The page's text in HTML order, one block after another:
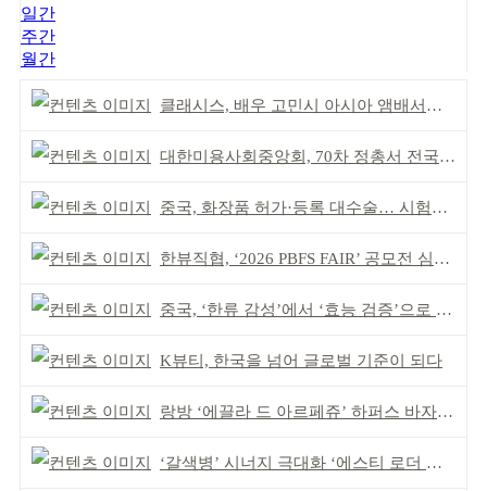
일간
주간
월간
클래시스, 배우 고민시 아시아 앰배서더로 선정
대한미용사회중앙회, 70차 정총서 전국 회원 단결 다짐
중국, 화장품 허가·등록 대수술… 시험자료 공용 허용
한뷰직협, ‘2026 PBFS FAIR’ 공모전 심사 성료
중국, ‘한류 감성’에서 ‘효능 검증’으로 중심 이동
K뷰티, 한국을 넘어 글로벌 기준이 되다
랑방 ‘에끌라 드 아르페쥬’ 하퍼스 바자 화보 공개
‘갈색병’ 시너지 극대화 ‘에스티 로더 스킨부스터’ 출시